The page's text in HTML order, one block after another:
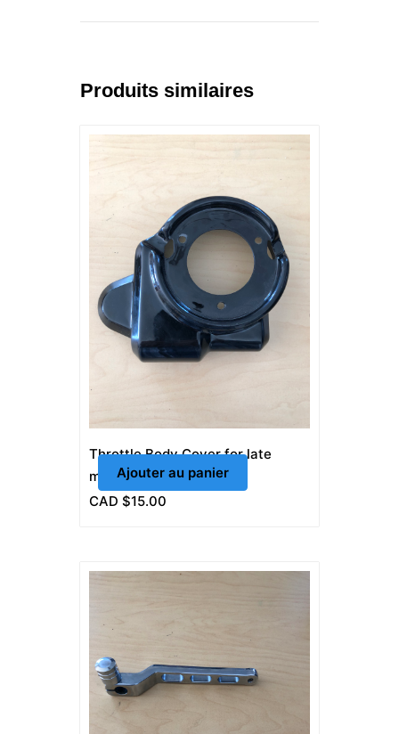
Produits similaires
Throttle Body Cover for late
model FL 10-14
CAD $15.00
Ajouter au panier